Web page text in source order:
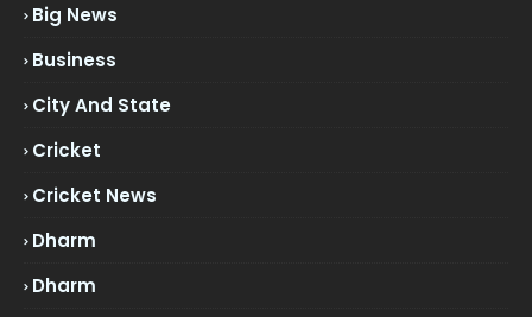
Big News
Business
City And State
Cricket
Cricket News
Dharm
Dharm